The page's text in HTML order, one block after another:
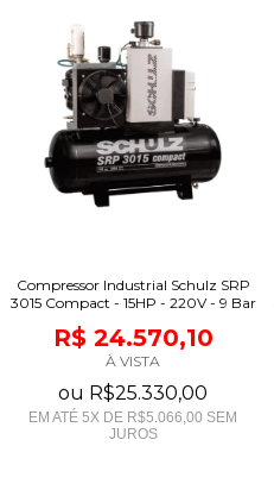
Compressor Industrial Schulz SRP
3015 Compact - 15HP - 220V - 9 Bar
R$ 24.570,10
À VISTA
ou R$25.330,00
EM ATÉ 5X DE R$5.066,00 SEM
JUROS